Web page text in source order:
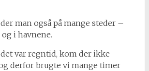
man også på mange steder –
i havnene.
det var regntid, kom der ikke
derfor brugte vi mange timer